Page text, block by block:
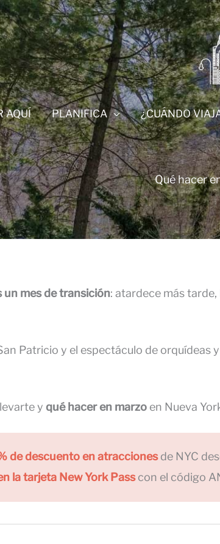
AQUÍ PLANIFICA ¿CUÁNDO
Qué hacer
un mes de transición: atardece más
Patricio y el espectáculo de orquídeas y
y qué haceren marzo en Nueva
de descuento en atraccionesde NYC
la tarjeta New York Passcon el código